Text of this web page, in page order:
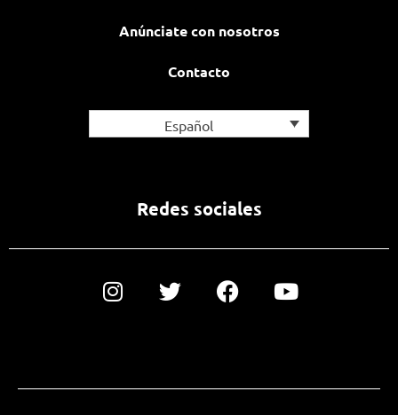
Anúnciate con nosotros
Contacto
Español
Redes sociales